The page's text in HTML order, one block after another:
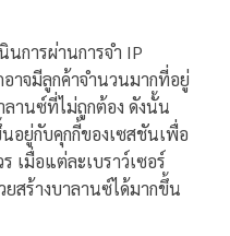
นการผ่านการจำ IP
อาจมีลูกค้าจำนวนมากที่อยู่
ลานซ์ที่ไม่ถูกต้อง ดังนั้น
อยู่กับคุกกี้ของเซสชันเพื่อ
เมื่อแต่ละเบราว์เซอร์
สร้างบาลานซ์ได้มากขึ้น